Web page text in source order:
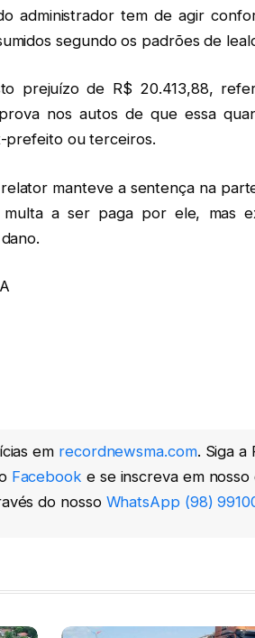
administrador tem de agir
segundo os padrões de
prejuízo de R$ 20.413,88,
nos autos de que essa
prefeito ou terceiros.
manteve a sentença na
a ser paga por ele, mas
em recordnewsma.com. Siga a
Facebook e se inscreva em
do nosso WhatsApp (98)